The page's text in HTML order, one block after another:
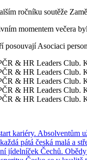
ročníku soutěže
momentem večera
posouvají Asociaci
kariéry. Absolventům
pátá česká malá a
jídelníček Čechů.